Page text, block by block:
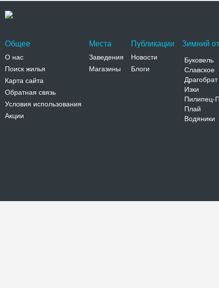
Общее
О нас
Поиск жилья
Карта сайта
Обратная связь
Условия использования
Акции
Места
Заведения
Магазины
Публикации
Новости
Блоги
Зимний
Буковель
Славское
Драгобрат
Изки
Пилипец-
Плай
Водяники